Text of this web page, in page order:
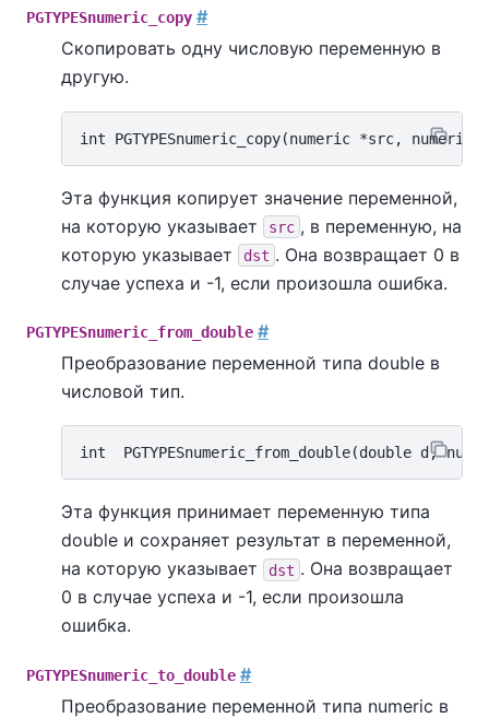
PGTYPESnumeric_copy #
Скопировать одну числовую переменную в
другую.
Эта функция копирует значение переменной,
на которую указывает
src , в переменную, на
которую указывает
dst . Она возвращает 0 в
случае успеха и -1, если произошла ошибка.
PGTYPESnumeric_from_double #
Преобразование переменной типа double в
числовой тип.
Эта функция принимает переменную типа
double и сохраняет результат в переменной,
на которую указывает
dst . Она возвращает
0 в случае успеха и -1, если произошла
ошибка.
PGTYPESnumeric_to_double #
Преобразование переменной типа numeric в